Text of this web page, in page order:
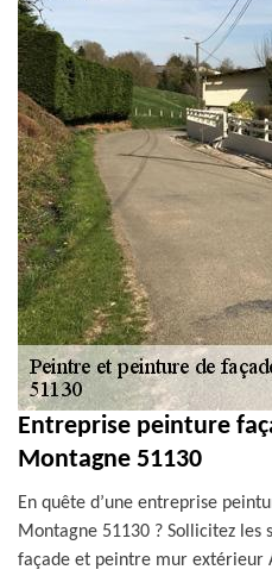
Entreprise peinture
Montagne 51130
En quête d’une entreprise
Montagne 51130 ? Sollicitez
façade et peintre mur extérieur